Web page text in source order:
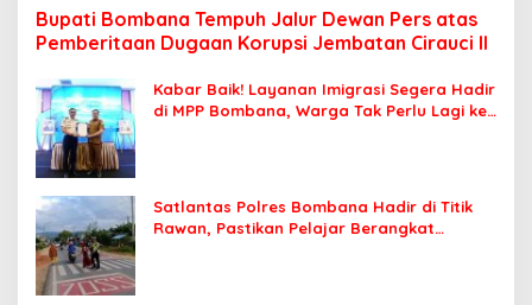
Bupati Bombana Tempuh Jalur Dewan Pers atas
Pemberitaan Dugaan Korupsi Jembatan Cirauci II
Kabar Baik! Layanan Imigrasi Segera Hadir
di MPP Bombana, Warga Tak Perlu Lagi ke
Satlantas Polres Bombana Hadir di Titik
Rawan, Pastikan Pelajar Berangkat